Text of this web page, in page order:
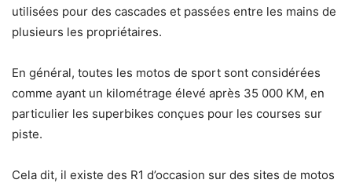
utilisées pour des cascades et passées entre les mains de
plusieurs les propriétaires.
En général, toutes les motos de sport sont considérées
comme ayant un kilométrage élevé après 35 000 KM, en
particulier les superbikes conçues pour les courses sur
piste.
Cela dit, il existe des R1 d’occasion sur des sites de motos